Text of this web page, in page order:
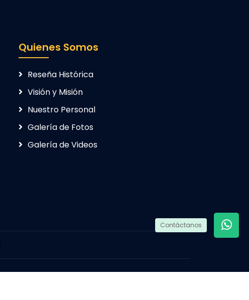
Quienes Somos
Reseña Histórica
Visión y Misión
Nuestro Personal
Galería de Fotos
Galería de Videos
Contáctanos